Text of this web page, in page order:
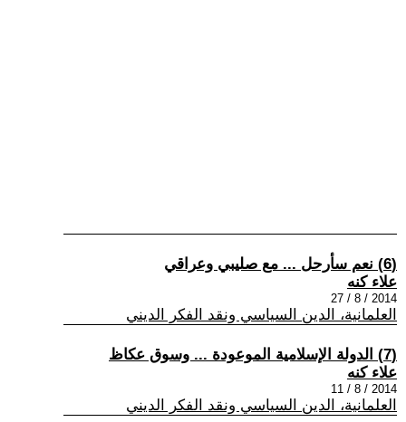
(6) نعم سأرحل ... مع صليبي وعراقي
علاء كنه
2014 / 8 / 27
العلمانية، الدين السياسي ونقد الفكر الديني
(7) الدولة الإسلامية الموعودة ... وسوق عكاظ
علاء كنه
2014 / 8 / 11
العلمانية، الدين السياسي ونقد الفكر الديني